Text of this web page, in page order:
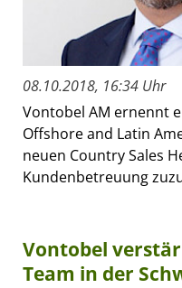
08.10.2018, 16:34 Uhr
Vontobel AM ernennt
Offshore and Latin
neuen Country Sales
Kundenbetreuung
Vontobel
Team in der